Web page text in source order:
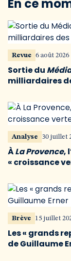
En ce
Revue 6 août 2026
Sortie du
milliardaires
Analyse 30 juillet
ÀLa Provence,
« croissance
Brève 15 juillet
Les « grands
de Guillaume